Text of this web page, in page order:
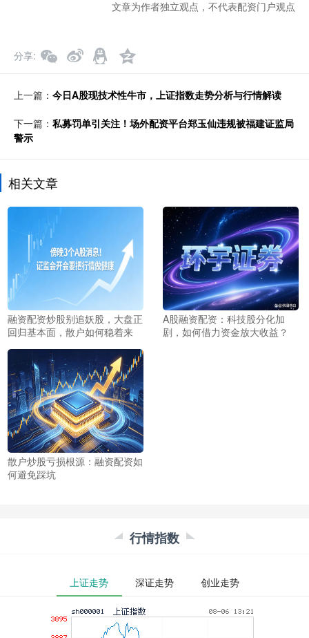
文章为作者独立观点，不代表配资门户观点
分享
上一篇： 今日A股现技术性牛市，上证指数走势分析与行情解读
下一篇： 私募罚单引关注！场外配资平台郑玉仙违规被福建证监局
警示
相关文章
融资配资炒股别追妖股，大盘正
回归基本面，散户如何稳着来
A股融资配资：科技股分化加
剧，如何借力资金放大收益？
散户炒股亏损根源：融资配资如
何避免踩坑
行情指数
上证走势 深证走势 创业走势